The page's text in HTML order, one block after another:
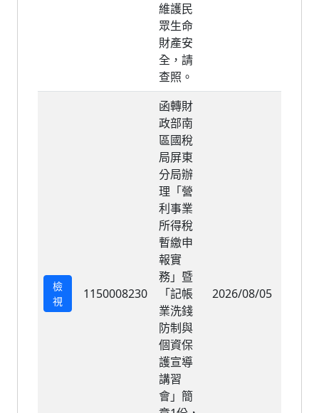
維護民
眾生命
財產安
全，請
查照。
檢
視
1150008230
函轉財
政部南
區國稅
局屏東
分局辦
理「營
利事業
所得稅
暫繳申
報實
務」暨
「記帳
業洗錢
防制與
個資保
護宣導
講習
會」簡
2026/08/05